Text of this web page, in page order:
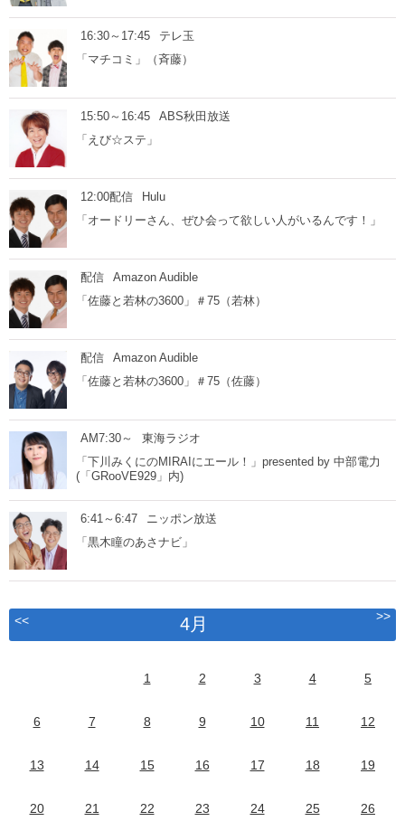
16:30～17:45
テレ玉
「マチコミ」（斉藤）
15:50～16:45
ABS秋田放送
「えび☆ステ」
12:00配信
Hulu
「オードリーさん、ぜひ会って欲しい人がいるんです！」
配信
Amazon Audible
「佐藤と若林の3600」＃75（若林）
配信
Amazon Audible
「佐藤と若林の3600」＃75（佐藤）
AM7:30～
東海ラジオ
「下川みくにのMIRAIにエール！」presented by 中部電力
(「GRooVE929」内)
6:41～6:47
ニッポン放送
「黒木瞳のあさナビ」
<< 4月 >>
1 2 3 4 5
6 7 8 9 10 11 12
13 14 15 16 17 18 19
20 21 22 23 24 25 26